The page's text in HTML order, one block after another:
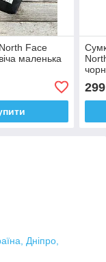
Face
маленька
299
Дніпро,